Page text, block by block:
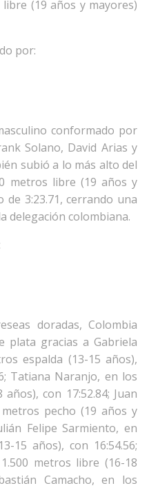
(19 años y mayores)
por:
conformado por
Solano, David Arias y
subió a lo más alto del
metros libre (19 años y
3:23.71, cerrando una
delegación colombiana.
doradas, Colombia
plata gracias a Gabriela
espalda (13-15 años),
Tatiana Naranjo, en los
con 17:52.84; Juan
pecho (19 años y
Felipe Sarmiento, en
15 años), con 16:54.56;
metros libre (16-18
Camacho, en los